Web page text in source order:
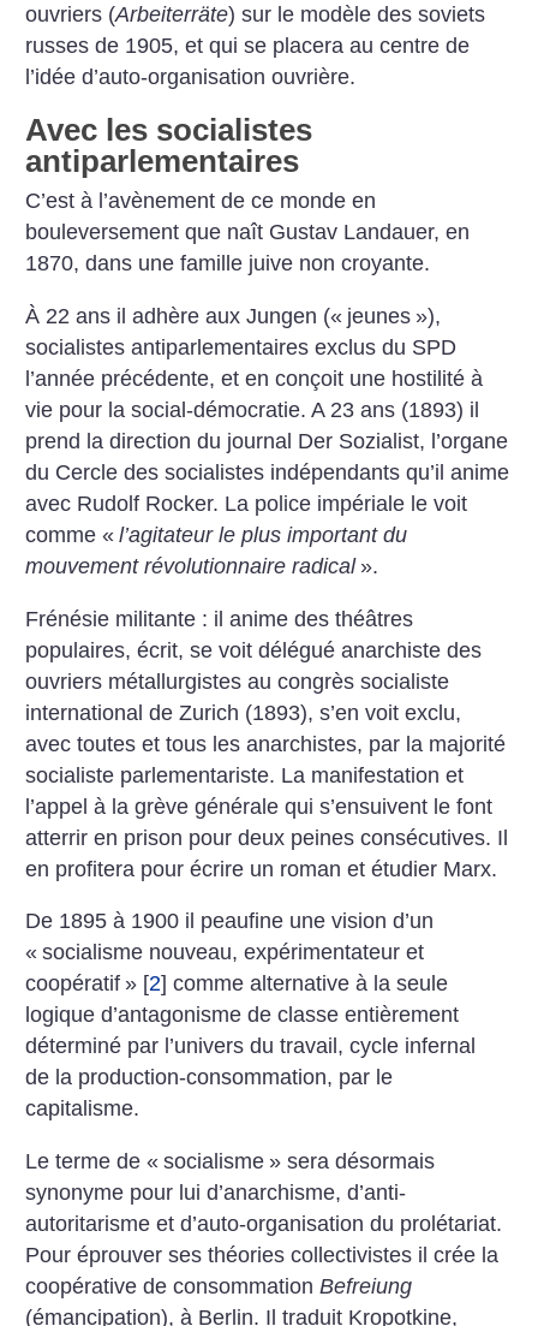
ouvriers (Arbeiterräte) sur le modèle des soviets
russes de 1905, et qui se placera au centre de
l’idée d’auto-organisation ouvrière.
Avec les socialistes
antiparlementaires
C’est à l’avènement de ce monde en
bouleversement que naît Gustav Landauer, en
1870, dans une famille juive non croyante.
À 22 ans il adhère aux Jungen (« jeunes »),
socialistes antiparlementaires exclus du SPD
l’année précédente, et en conçoit une hostilité à
vie pour la social-démocratie. A 23 ans (1893) il
prend la direction du journal Der Sozialist, l’organe
du Cercle des socialistes indépendants qu’il anime
avec Rudolf Rocker. La police impériale le voit
comme « l’agitateur le plus important du
mouvement révolutionnaire radical ».
Frénésie militante : il anime des théâtres
populaires, écrit, se voit délégué anarchiste des
ouvriers métallurgistes au congrès socialiste
international de Zurich (1893), s’en voit exclu,
avec toutes et tous les anarchistes, par la majorité
socialiste parlementariste. La manifestation et
l’appel à la grève générale qui s’ensuivent le font
atterrir en prison pour deux peines consécutives. Il
en profitera pour écrire un roman et étudier Marx.
De 1895 à 1900 il peaufine une vision d’un
« socialisme nouveau, expérimentateur et
coopératif » [2] comme alternative à la seule
logique d’antagonisme de classe entièrement
déterminé par l’univers du travail, cycle infernal
de la production-consommation, par le
capitalisme.
Le terme de « socialisme » sera désormais
synonyme pour lui d’anarchisme, d’anti-
autoritarisme et d’auto-organisation du prolétariat.
Pour éprouver ses théories collectivistes il crée la
coopérative de consommationBefreiung
(émancipation), à Berlin. Il traduit Kropotkine,